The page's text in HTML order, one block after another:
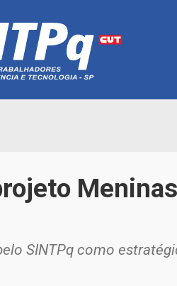
Meninas
SINTPq como